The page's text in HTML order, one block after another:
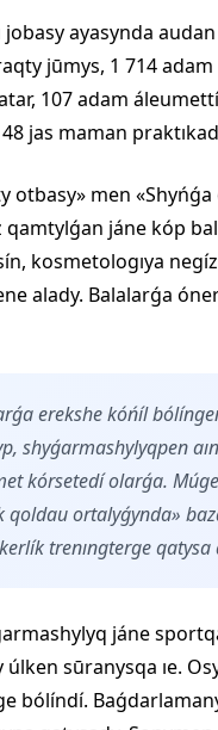
ayasynda
jūmys, 1 714
107 adam
jas maman
otbasy» men
jáne kóp
kosmetologıya
alady. Balalarǵa
erekshe kóńíl
shyǵarmashylyqpen
kórsetedí olarǵa.
ortalyǵynda»
trenıngterge qatysa
jáne
úlken sūranysqa ıe.
bólíndí.